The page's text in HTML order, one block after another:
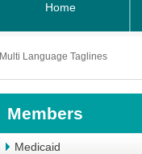
Home
Multi Language Taglines
Members
Medicaid